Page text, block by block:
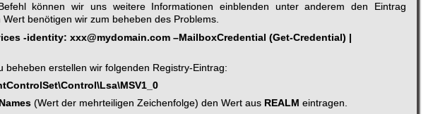
können wir uns weitere Informationen einblenden unter anderem den Eintrag
Wert benötigen wir zum beheben des Problems.
-identity: xxx@mydomain.com –MailboxCredential (Get-Credential) |
beheben erstellen wir folgenden Registry-Eintrag:
(Wert der mehrteiligen Zeichenfolge) den Wert aus REALM eintragen.